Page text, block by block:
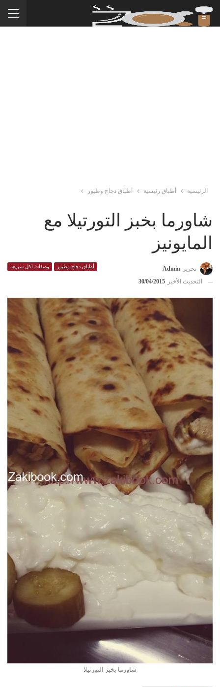
الرئيسية أطباق رئيسية أطباق دجاج وطيور
شاورما بخبز التورتيلا مع
المايونيز
أطباق دجاج وطيور وصفات اكل سريعة تحرير
Admin
التحديث الأخير
30/04/2015
شاورما بخبز التورتيلا